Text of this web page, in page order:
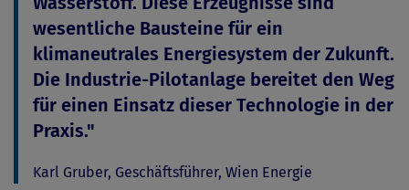
wesentliche Bausteine für ein
klimaneutrales Energiesystem der Zukunft.
Die Industrie-Pilotanlage bereitet den Weg
für einen Einsatz dieser Technologie in der
Praxis."
Karl Gruber, Geschäftsführer, Wien Energie